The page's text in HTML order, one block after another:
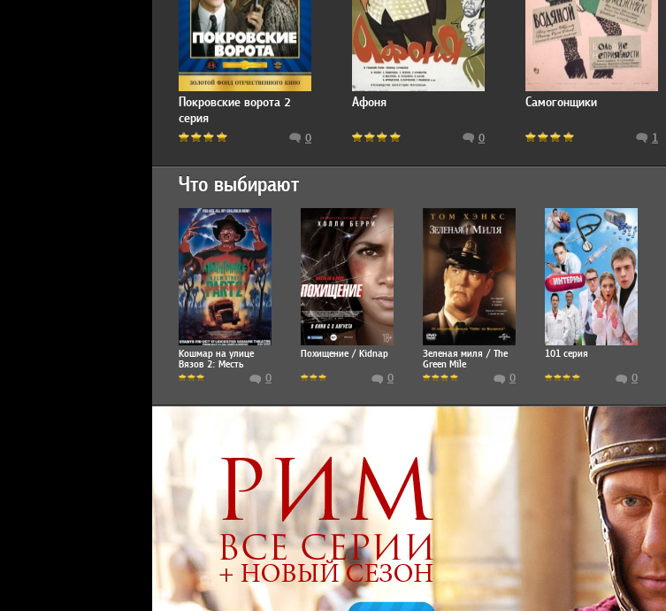
Покровские ворота 2
серия
0
Афоня
0
Самогонщики
1
Что выбирают
Кошмар на улице
Вязов 2: Месть
Фредди / A
Nightmare on Elm
0
Похищение / Kidnap
0
Зеленая миля / The
Green Mile
0
101 серия
0